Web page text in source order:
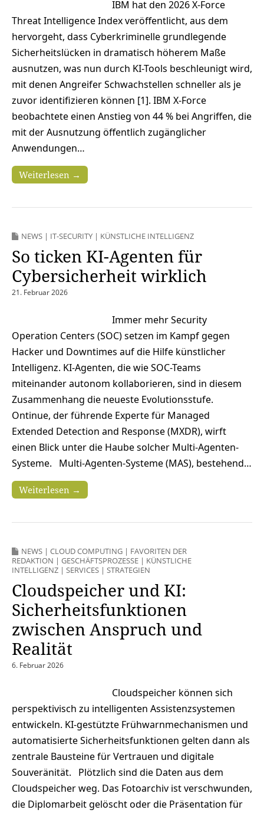
IBM hat den 2026 X-Force
Threat Intelligence Index veröffentlicht, aus dem
hervorgeht, dass Cyberkriminelle grundlegende
Sicherheitslücken in dramatisch höherem Maße
ausnutzen, was nun durch KI-Tools beschleunigt wird,
mit denen Angreifer Schwachstellen schneller als je
zuvor identifizieren können [1]. IBM X-Force
beobachtete einen Anstieg von 44 % bei Angriffen, die
mit der Ausnutzung öffentlich zugänglicher
Anwendungen…
Weiterlesen →
NEWS | IT-SECURITY | KÜNSTLICHE INTELLIGENZ
So ticken KI-Agenten für
Cybersicherheit wirklich ​
21. Februar 2026
Immer mehr Security
Operation Centers (SOC) setzen im Kampf gegen
Hacker und Downtimes auf die Hilfe künstlicher
Intelligenz. KI-Agenten, die wie SOC-Teams
miteinander autonom kollaborieren, sind in diesem
Zusammenhang die neueste Evolutionsstufe.
Ontinue, der führende Experte für Managed
Extended Detection and Response (MXDR), wirft
einen Blick unter die Haube solcher Multi-Agenten-
Systeme. Multi-Agenten-Systeme (MAS), bestehend…
Weiterlesen →
NEWS | CLOUD COMPUTING | FAVORITEN DER
REDAKTION | GESCHÄFTSPROZESSE | KÜNSTLICHE
INTELLIGENZ | SERVICES | STRATEGIEN
Cloudspeicher und KI:
Sicherheitsfunktionen
zwischen Anspruch und
Realität
6. Februar 2026
Cloudspeicher können sich
perspektivisch zu intelligenten Assistenzsystemen
entwickeln. KI-gestützte Frühwarnmechanismen und
automatisierte Sicherheitsfunktionen gelten dann als
zentrale Bausteine für Vertrauen und digitale
Souveränität. Plötzlich sind die Daten aus dem
Cloudspeicher weg. Das Fotoarchiv ist verschwunden,
die Diplomarbeit gelöscht oder die Präsentation für